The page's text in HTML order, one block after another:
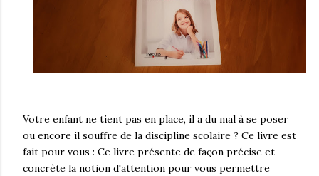
Votre enfant ne tient pas en place, il a du mal à se poser
ou encore il souffre de la discipline scolaire ? Ce livre est
fait pour vous : Ce livre présente de façon précise et
concrète la notion d'attention pour vous permettre